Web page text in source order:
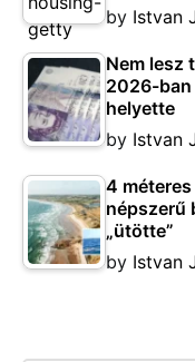
by Istvan
Nem lesz
2026-ban
helyette
by Istvan
4
népszerű
„ütötte”
by Istvan